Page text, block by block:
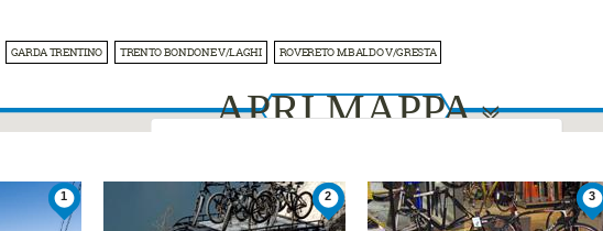
GARDA TRENTINO TRENTO BONDONE V/LAGHI ROVERETO M.BALDO V/GRESTA
APRI MAPPA
This page can't load Google Maps correctly.
1 2 3